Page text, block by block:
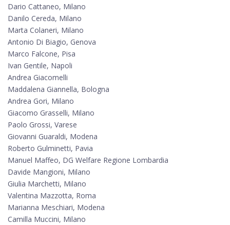
Dario Cattaneo, Milano
Danilo Cereda, Milano
Marta Colaneri, Milano
Antonio Di Biagio, Genova
Marco Falcone, Pisa
Ivan Gentile, Napoli
Andrea Giacomelli
Maddalena Giannella, Bologna
Andrea Gori, Milano
Giacomo Grasselli, Milano
Paolo Grossi, Varese
Giovanni Guaraldi, Modena
Roberto Gulminetti, Pavia
Manuel Maffeo, DG Welfare Regione Lombardia
Davide Mangioni, Milano
Giulia Marchetti, Milano
Valentina Mazzotta, Roma
Marianna Meschiari, Modena
Camilla Muccini, Milano